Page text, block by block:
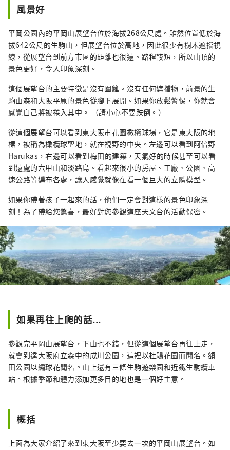
風景好
平岡公園內的平岡山展望台位於海拔268公尺處。雖然位置低於海
拔642公尺的生駒山，但展望台位於高地，因此很少有樹木遮擋視
線，從展望台到前方市區的距離也很遠。路程較短，所以山頂的
景色更好，令人印象深刻。
這個展望台的主要特徵是沒有圍籬。沒有任何遮擋物，前景的生
駒山森和大阪平原的景色從腳下展開。如果你放鬆警惕，你就會
感覺自己將被捲入其中。 （請小心不要跌倒。）
從這個展望台可以看到東大阪市花園橄欖球場，它是東大阪的地
標，被稱為橄欖球聖地，就在視野的中央。左邊可以看到阿倍野
Harukas，右邊可以看到梅田的建築，天氣好的時候甚至可以看
到遠處的六甲山和淡路島。看起來很小的房屋、工廠、公園、高
速公路等遍布各處，讓人感覺就像在看一個巨大的立體模型。
如果你帶著孩子一起來的話，他們一定會對這樣的景色印象深
刻！為了帶給您驚喜，最好對您參觀這座天文台的活動保密。
如果再往上爬的話...
參觀完平岡山展望台，下山也不錯，但從這個展望台再往上走，
就會到達大阪府立森中的成川公園，這裡以杜鵑花園而聞名。額
田公園以繡球花聞名。山上還有三條生駒遊樂園和近鐵生駒纜車
站。根據季節和體力添加更多目的地也是一個好主意。
概括
上面為大家介紹了來到東大阪至少要去一次的平岡山展望台。如